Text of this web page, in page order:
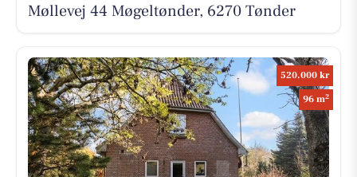
Møllevej 44 Møgeltønder, 6270 Tønder
520.000 kr
96 m2